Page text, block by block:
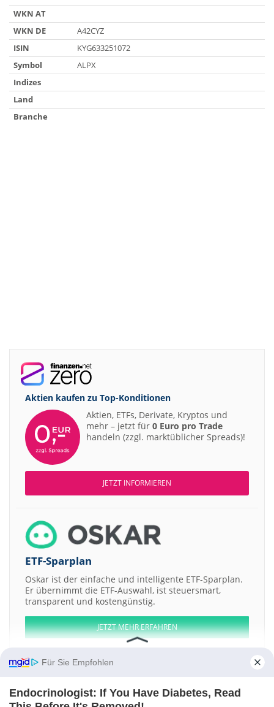
WKN AT
WKN DE
A42CYZ
ISIN
KYG633251072
Symbol
ALPX
Indizes
Land
Branche
Aktien kaufen zu Top-Konditionen
Aktien, ETFs, Derivate, Kryptos und
mehr – jetzt für 0 Euro pro Trade
handeln (zzgl. marktüblicher Spreads)!
JETZT INFORMIEREN
ETF-Sparplan
Oskar ist der einfache und intelligente ETF-Sparplan.
Er übernimmt die ETF-Auswahl, ist steuersmart,
transparent und kostengünstig.
JETZT MEHR ERFAHREN
Aktien ATX DAX EuroStoxx 50 Dow Jones NASDAQ 100 Nikkei 225
Für Sie Empfohlen
Endocrinologist: If You Have Diabetes, Read